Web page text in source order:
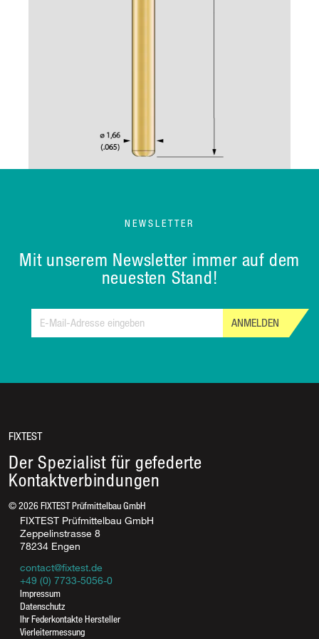
Rufen Sie uns an
07733-5056-0
07733-5056-17
NEWSLETTER
Mit unserem Newsletter immer auf dem
neuesten Stand!
ANMELDEN
FIXTEST
Der Spezialist für gefederte
Kontaktverbindungen
©2026FIXTEST Prüfmittelbau GmbH
FIXTEST Prüfmittelbau GmbH
Zeppelinstrasse 8
78234 Engen
contact@fixtest.de
+49 (0) 7733-5056-0
Impressum
Datenschutz
Ihr Federkontakte Hersteller
Vierleitermessung